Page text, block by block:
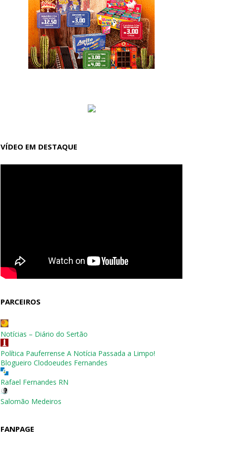
VÍDEO EM DESTAQUE
PARCEIROS
Notícias – Diário do Sertão
Política Pauferrense A Notícia Passada a Limpo!
Blogueiro Clodoeudes Fernandes
Rafael Fernandes RN
Salomão Medeiros
FANPAGE